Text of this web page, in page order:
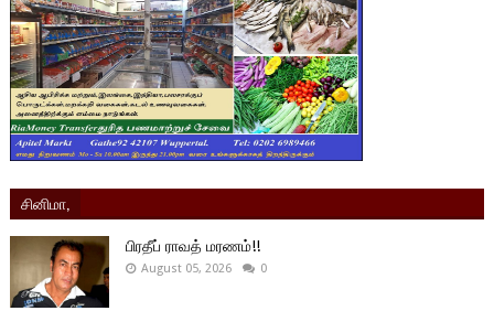
சினிமா,
பிரதீப் ராவத் மரணம்!!
August 05, 2026 0